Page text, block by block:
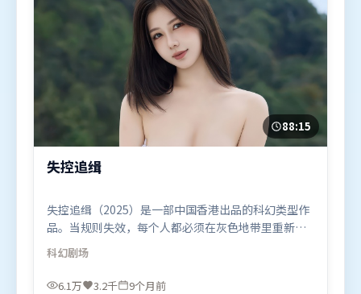
88:15
失控追缉
失控追缉（2025）是一部中国香港出品的科幻类型作
品。当规则失效，每个人都必须在灰色地带里重新选
择立场与底线。叙事线索多线并进，最终在关键节点
收束。由克里斯托弗·诺兰执导，汤唯、杨紫、段奕
宏，刘德华、基里安·墨菲等联袂出演。影片于2025
科幻剧场
6.1万 3.2千 9个月前